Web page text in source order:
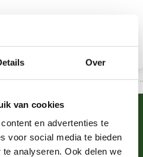
Over
van cookies
en advertenties te
voor social media te bieden
analyseren. Ook delen we